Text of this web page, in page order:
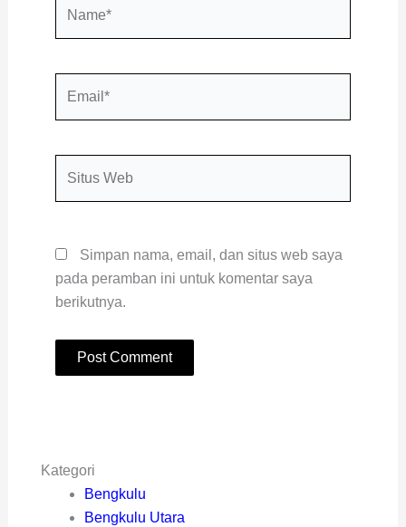
Simpan nama, email, dan situs web saya
pada peramban ini untuk komentar saya
berikutnya.
Kategori
Bengkulu
Bengkulu Utara